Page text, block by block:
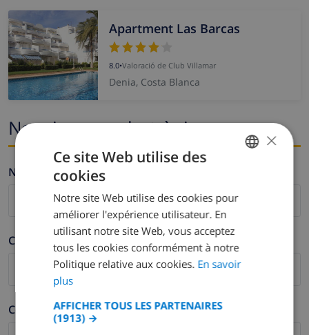
Apartment Las Barcas
8.0•Valoració de Club Villamar
Denia, Costa Blanca
Nom i correu electrònic
Nom *
Cognom *
Correu electrònic *
DUTCH
SPANISH
GERMAN
×
Ce site Web utilise des
cookies
Notre site Web utilise des cookies pour
améliorer l'expérience utilisateur. En
utilisant notre site Web, vous acceptez
tous les cookies conformément à notre
Politique relative aux cookies. En savoir
plus
AFFICHER TOUS LES PARTENAIRES
(1913) →